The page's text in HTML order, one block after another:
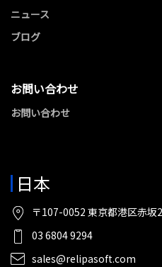
ニュース
ブログ
お問い合わせ
お問い合わせ
日本
〒107-0052 東京都港区赤坂
03 6804 9294
sales@relipasoft.com